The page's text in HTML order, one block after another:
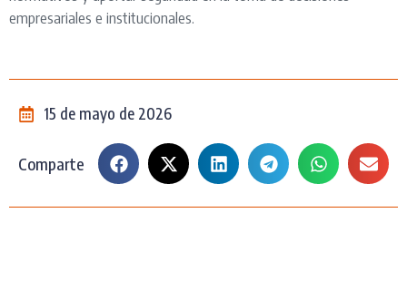
empresariales e institucionales.
15 de mayo de 2026
Comparte